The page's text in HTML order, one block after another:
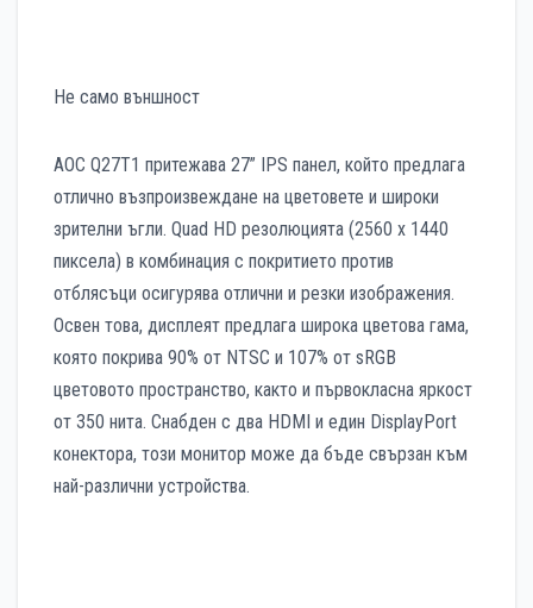
Не само външност
AOC Q27T1 притежава 27” IPS панел, който предлага
отлично възпроизвеждане на цветовете и широки
зрителни ъгли. Quad HD резолюцията (2560 x 1440
пиксела) в комбинация с покритието против
отблясъци осигурява отлични и резки изображения.
Освен това, дисплеят предлага широка цветова гама,
която покрива 90% от NTSC и 107% от sRGB
цветовото пространство, както и първокласна яркост
от 350 нита. Снабден с два HDMI и един DisplayPort
конектора, този монитор може да бъде свързан към
най-различни устройства.